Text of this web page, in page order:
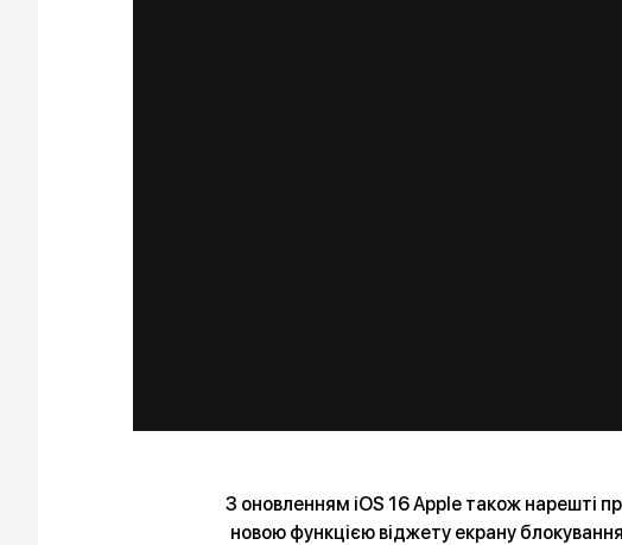
З оновленням iOS 16 Apple також нарешті
новою функцією віджету екрану